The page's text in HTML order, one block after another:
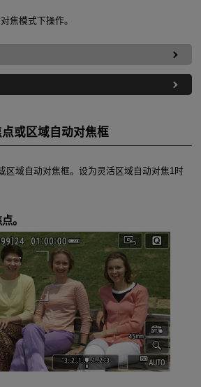
焦模式下操作。
或区域自动对焦框
区域自动对焦框。设为灵活区域自动对焦1时
。